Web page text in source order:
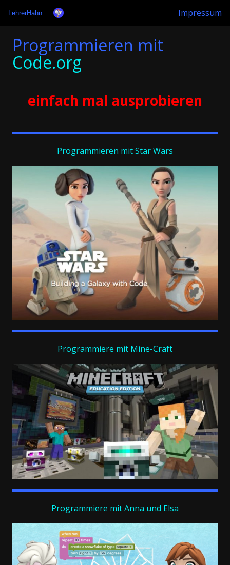
LehrerHahn Impressum
Programmieren mit
Code.org
einfach mal ausprobieren
Programmieren mit Star Wars
Programmiere mit Mine-Craft
Programmiere mit Anna und Elsa